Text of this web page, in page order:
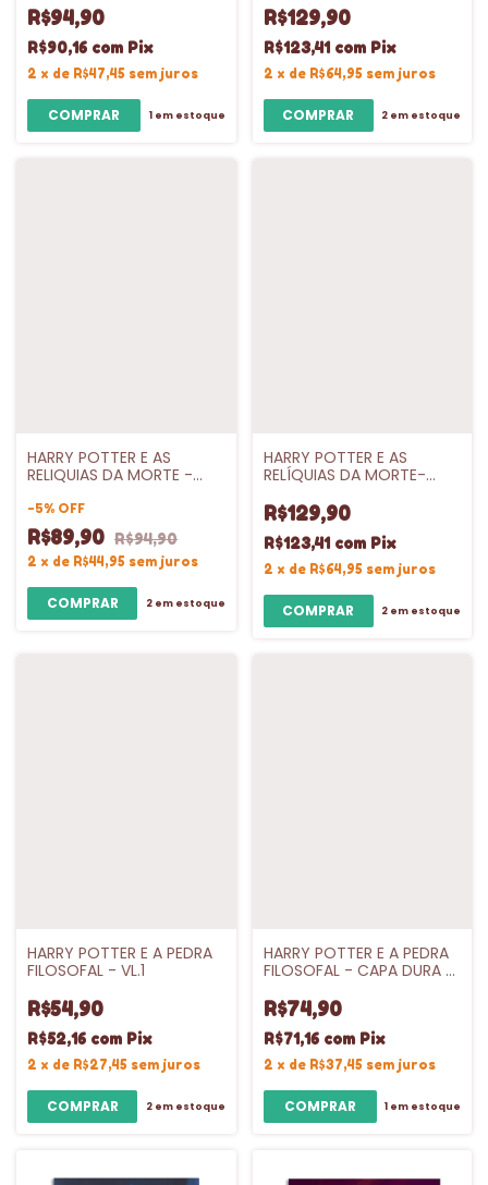
R$94,90
R$90,16 com Pix
2 x de R$47,45 sem juros
1em estoque
R$129,90
R$123,41 com Pix
2 x de R$64,95 sem juros
2 em estoque
HARRY POTTER E AS
RELIQUIAS DA MORTE -
-5% OFF
R$89,90 R$94,90
2 x de R$44,95 sem juros
2em estoque
HARRY POTTER E AS
RELÍQUIAS DA MORTE-
R$129,90
R$123,41 com Pix
2 x de R$64,95 sem juros
2 em estoque
HARRY POTTER E A PEDRA
FILOSOFAL - VL.1
R$54,90
R$52,16 com Pix
2 x de R$27,45 sem juros
2em estoque
HARRY POTTER E A PEDRA
FILOSOFAL - CAPA DURA -
R$74,90
R$71,16 com Pix
2 x de R$37,45 sem juros
1 em estoque